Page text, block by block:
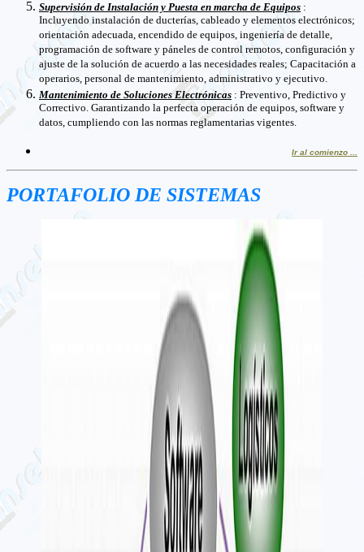
Supervisión de Instalación y Puesta en marcha de Equipos :
Incluyendo instalación de ducterías, cableado y elementos electrónicos;
orientación adecuada, encendido de equipos, ingeniería de detalle,
programación de software y páneles de control remotos, configuración y
ajuste de la solución de acuerdo a las necesidades reales; Capacitación a
operarios, personal de mantenimiento, administrativo y ejecutivo.
Mantenimiento de Soluciones Electrónicas : Preventivo, Predictivo y
Correctivo. Garantizando la perfecta operación de equipos, software y
datos, cumpliendo con las normas reglamentarias vigentes.
Ir al comienzo ...
PORTAFOLIO DE SISTEMAS